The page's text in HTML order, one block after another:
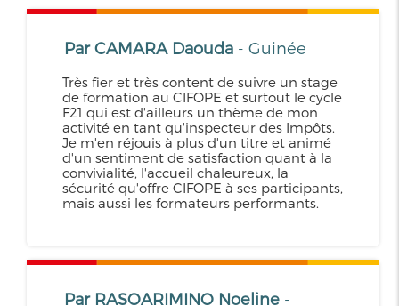
Par CAMARA Daouda - Guinée
Très fier et très content de suivre un stage
de formation au CIFOPE et surtout le cycle
F21 qui est d'ailleurs un thème de mon
activité en tant qu'inspecteur des Impôts.
Je m'en réjouis à plus d'un titre et animé
d'un sentiment de satisfaction quant à la
convivialité, l'accueil chaleureux, la
sécurité qu'offre CIFOPE à ses participants,
mais aussi les formateurs performants.
Par RASOARIMINO Noeline -